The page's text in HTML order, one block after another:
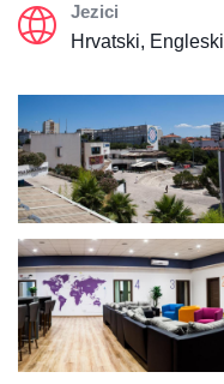
Jezici
Hrvatski, Engleski